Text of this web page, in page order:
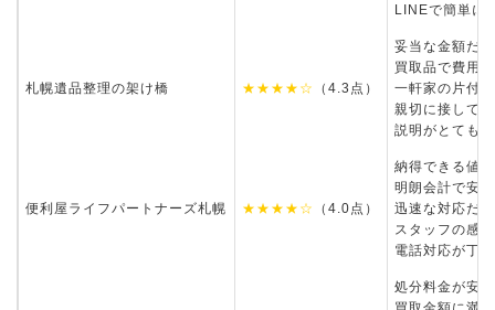
LINEで簡単に
札幌遺品整理の架け橋 ★★★★☆ （4.3点）
妥当な金額だ
買取品で費用
一軒家の片付
親切に接して
説明がとても
便利屋ライフパートナーズ札幌 ★★★★☆ （4.0点）
納得できる値
明朗会計で安心
迅速な対応だ
スタッフの感
電話対応が丁寧
処分料金が安